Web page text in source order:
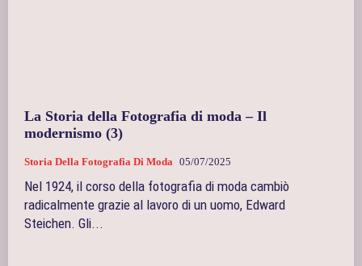
La Storia della Fotografia di moda – Il
modernismo (3)
Storia Della Fotografia Di Moda 05/07/2025
Nel 1924, il corso della fotografia di moda cambiò
radicalmente grazie al lavoro di un uomo, Edward
Steichen. Gli...